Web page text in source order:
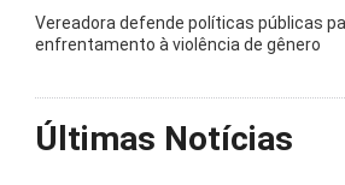
Vereadora defende políticas públicas
enfrentamento à violência de gênero
Últimas Notícias